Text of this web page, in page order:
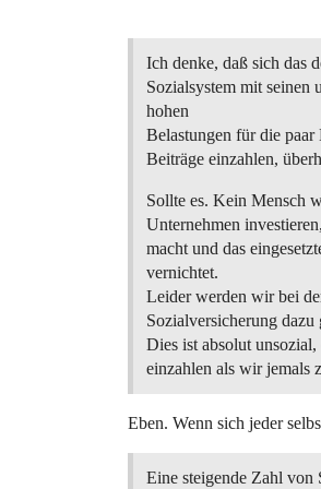
Ich denke, daß sich das
Sozialsystem mit seinen
hohen
Belastungen für die paar
Beiträge einzahlen,
Sollte es. Kein Mensch
Unternehmen
macht und das
vernichtet.
Leider werden wir bei
Sozialversicherung dazu
Dies ist absolut
einzahlen als wir jemals
Eben. Wenn sich jeder
Eine steigende Zahl von